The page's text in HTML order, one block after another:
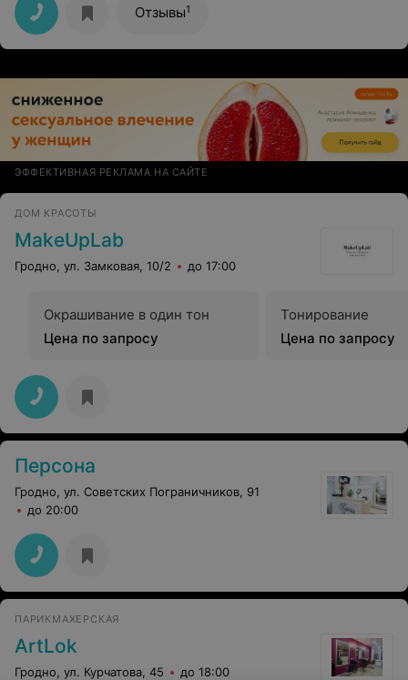
Отзывы1
ЭФФЕКТИВНАЯ РЕКЛАМА НА САЙТЕ
ДОМ КРАСОТЫ
MakeUpLab
Гродно, ул. Замковая, 10/2 до 17:00
Окрашивание в один тон
Цена по запросу
Тонирование
Цена по запросу
Персона
Гродно, ул. Советских Пограничников, 91
до 20:00
ПАРИКМАХЕРСКАЯ
ArtLok
Гродно, ул. Курчатова, 45 до 18:00